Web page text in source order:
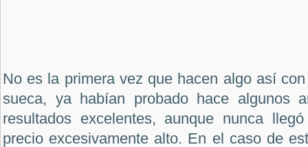
No es la primera vez que hacen algo así
sueca, ya habían probado hace algunos
resultados excelentes, aunque nunca
precio excesivamente alto. En el caso de